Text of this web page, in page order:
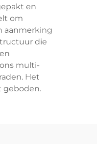
en
om
aanmerking
die
multi-
Het
geboden.